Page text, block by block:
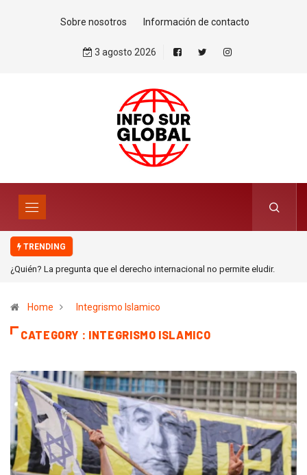
Sobre nosotros Información de contacto
3 agosto 2026
TRENDING
¿Quién? La pregunta que el derecho internacional no permite eludir.
Home Integrismo Islamico
CATEGORY : INTEGRISMO ISLAMICO